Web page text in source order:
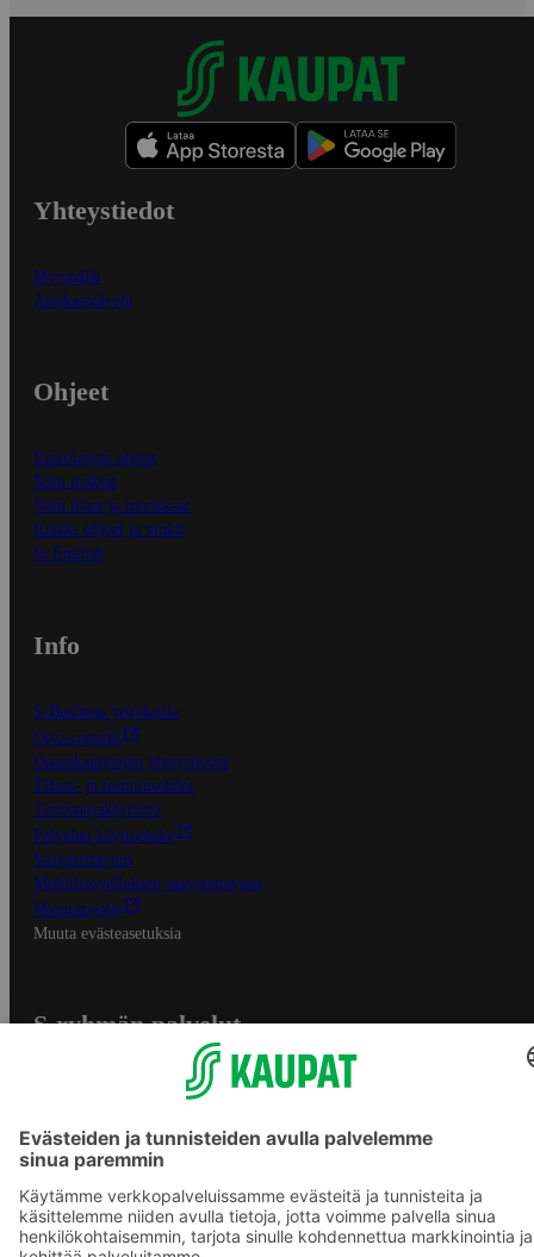
Yhteystiedot
Myymälät
Asiakaspalvelu
Ohjeet
Ensitilaajan ohjeet
Näin maksat
Näin tilaat ja muokkaat
Kaikki ohjeet ja vinkit
In English
Info
S-Business yrityksille
Oiva-raportit
Osuuskauppojen yhteystiedot
Tilaus- ja toimitusehdot
Tietosuojakäytäntö
Palvelun käyttöehdot
Saavutettavuus
Mobiilisovelluksen saavutettavuus
Mainostajalle
Muuta evästeasetuksia
S-ryhmän palvelut
Yhteishyvä Ruoka -sovellus
S-ostoslista -sovellus
Prisma.fi
Sokos.fi
S-Pankki